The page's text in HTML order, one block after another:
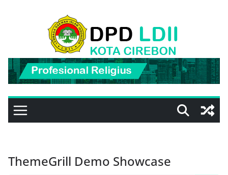
ThemeGrill Demo Showcase